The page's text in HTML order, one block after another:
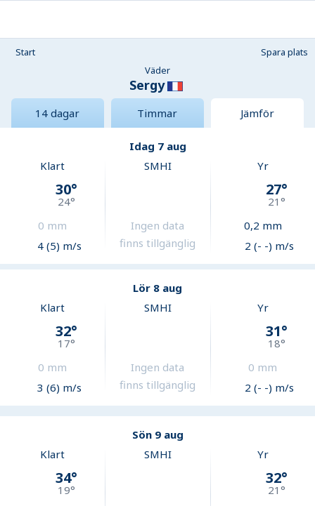
Start
Spara plats
Väder
Sergy
14 dagar Timmar Jämför
Idag 7 aug
Klart
30°
24°
0 mm
4 (5) m/s
SMHI
Ingen data
finns tillgänglig
Yr
27°
21°
0,2 mm
2 (- -) m/s
Lör 8 aug
Klart
32°
17°
0 mm
3 (6) m/s
SMHI
Ingen data
finns tillgänglig
Yr
31°
18°
0 mm
2 (- -) m/s
Sön 9 aug
Klart
34°
19°
SMHI Yr
32°
21°